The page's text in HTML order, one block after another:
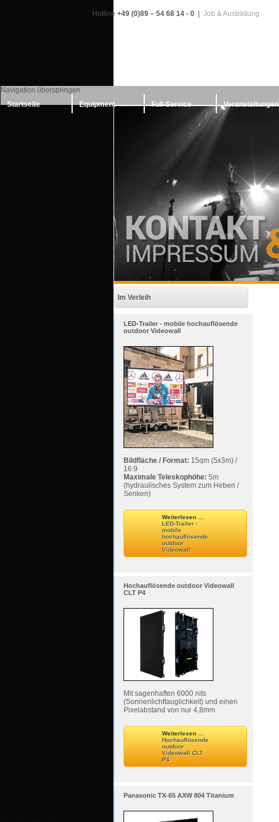
Hotline +49 (0)89 – 54 68 14 - 0 Job & Ausbildung
Navigation überspringen
Startseite
Equipment Full-Service Veranstaltungen
Im Verleih
LED-Trailer - mobile hochauflösende
outdoor Videowall
Bildfläche / Format: 15qm (5x3m) /
16:9
Maximale Teleskophöhe: 5m
(hydraulisches System zum Heben /
Senken)
Weiterlesen …
LED-Trailer -
mobile
hochauflösende
outdoor
Videowall
Hochauflösende outdoor Videowall
CLT P4
Mit sagenhaften 6000 nits
(Sonnenlichttauglichkeit) und einen
Pixelabstand von nur 4,8mm
Weiterlesen …
Hochauflösende
outdoor
Videowall CLT
P4
Panasonic TX-65 AXW 804 Titanium